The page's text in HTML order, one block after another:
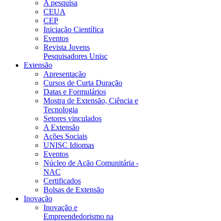
A pesquisa
CEUA
CEP
Iniciação Científica
Eventos
Revista Jovens
Pesquisadores Unisc
Extensão
Apresentação
Cursos de Curta Duração
Datas e Formulários
Mostra de Extensão, Ciência e
Tecnologia
Setores vinculados
A Extensão
Ações Sociais
UNISC Idiomas
Eventos
Núcleo de Ação Comunitária -
NAC
Certificados
Bolsas de Extensão
Inovação
Inovação e
Empreendedorismo na